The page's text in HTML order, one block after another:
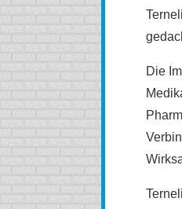
Die